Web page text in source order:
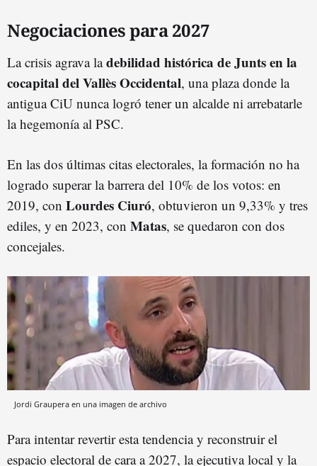
Negociaciones para 2027
La crisis agrava ladebilidad histórica de Junts en la
cocapital del Vallès Occidental, una plaza donde la
antigua CiU nunca logró tener un alcalde ni arrebatarle
la hegemonía al PSC.
En las dos últimas citas electorales, la formación no ha
logrado superar la barrera del 10% de los votos: en
2019, con Lourdes Ciuró, obtuvieron un 9,33% y tres
ediles, y en 2023, con Matas, se quedaron con dos
concejales.
Jordi Graupera en una imagen de archivo
Para intentar revertir esta tendencia y reconstruir el
espacio electoral de cara a 2027, la ejecutiva local y la